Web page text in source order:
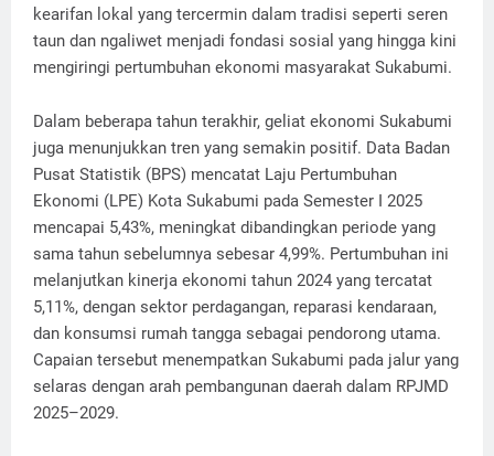
kearifan lokal yang tercermin dalam tradisi seperti seren
taun dan ngaliwet menjadi fondasi sosial yang hingga kini
mengiringi pertumbuhan ekonomi masyarakat Sukabumi.
Dalam beberapa tahun terakhir, geliat ekonomi Sukabumi
juga menunjukkan tren yang semakin positif. Data Badan
Pusat Statistik (BPS) mencatat Laju Pertumbuhan
Ekonomi (LPE) Kota Sukabumi pada Semester I 2025
mencapai 5,43%, meningkat dibandingkan periode yang
sama tahun sebelumnya sebesar 4,99%. Pertumbuhan ini
melanjutkan kinerja ekonomi tahun 2024 yang tercatat
5,11%, dengan sektor perdagangan, reparasi kendaraan,
dan konsumsi rumah tangga sebagai pendorong utama.
Capaian tersebut menempatkan Sukabumi pada jalur yang
selaras dengan arah pembangunan daerah dalam RPJMD
2025–2029.